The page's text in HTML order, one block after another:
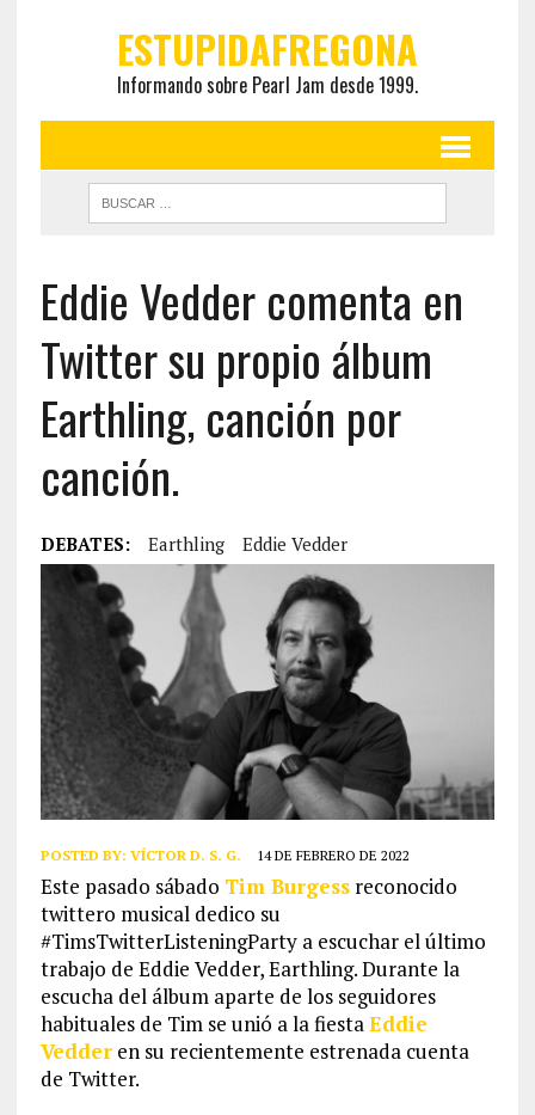
ESTUPIDAFREGONA
Informando sobre Pearl Jam desde 1999.
Eddie Vedder comenta en
Twitter su propio álbum
Earthling, canción por
canción.
DEBATES: Earthling Eddie Vedder
POSTED BY: VÍCTOR D. S. G. 14 DE FEBRERO DE 2022
Este pasado sábado Tim Burgessreconocido
twittero musical dedico su
#TimsTwitterListeningParty a escuchar el último
trabajo de Eddie Vedder, Earthling. Durante la
escucha del álbum aparte de los seguidores
habituales de Tim se unió a la fiestaEddie
Vedderen su recientemente estrenada cuenta
de Twitter.